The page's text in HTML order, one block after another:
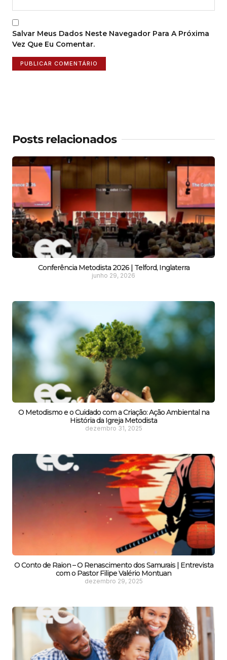
Salvar Meus Dados Neste Navegador Para A Próxima
Vez Que Eu Comentar.
Posts relacionados
Conferência Metodista 2026 | Telford, Inglaterra
junho 29, 2026
O Metodismo e o Cuidado com a Criação: Ação Ambiental na
História da Igreja Metodista
dezembro 31, 2025
O Conto de Raion – O Renascimento dos Samurais | Entrevista
com o Pastor Filipe Valério Montuan
dezembro 29, 2025